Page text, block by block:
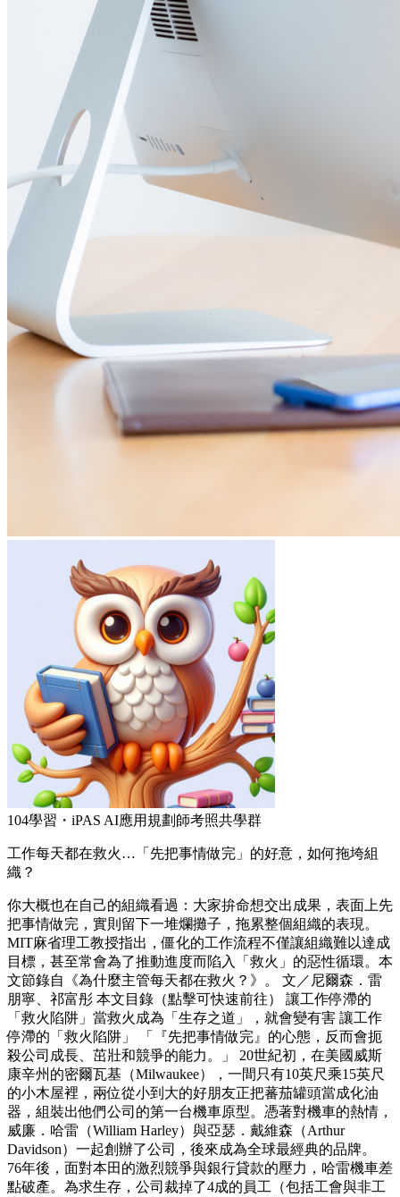
104學習・iPAS AI應用規劃師考照共學群
工作每天都在救火…「先把事情做完」的好意，如何拖垮組
織？
你大概也在自己的組織看過：大家拚命想交出成果，表面上先
把事情做完，實則留下一堆爛攤子，拖累整個組織的表現。
MIT麻省理工教授指出，僵化的工作流程不僅讓組織難以達成
目標，甚至常會為了推動進度而陷入「救火」的惡性循環。本
文節錄自《為什麼主管每天都在救火？》。 文／尼爾森．雷
朋寧、祁富彤 本文目錄（點擊可快速前往） 讓工作停滯的
「救火陷阱」當救火成為「生存之道」，就會變有害 讓工作
停滯的「救火陷阱」 「『先把事情做完』的心態，反而會扼
殺公司成長、茁壯和競爭的能力。」 20世紀初，在美國威斯
康辛州的密爾瓦基（Milwaukee），一間只有10英尺乘15英尺
的小木屋裡，兩位從小到大的好朋友正把蕃茄罐頭當成化油
器，組裝出他們公司的第一台機車原型。憑著對機車的熱情，
威廉．哈雷（William Harley）與亞瑟．戴維森（Arthur
Davidson）一起創辦了公司，後來成為全球最經典的品牌。
76年後，面對本田的激烈競爭與銀行貸款的壓力，哈雷機車差
點破產。為求生存，公司裁掉了4成的員工（包括工會與非工